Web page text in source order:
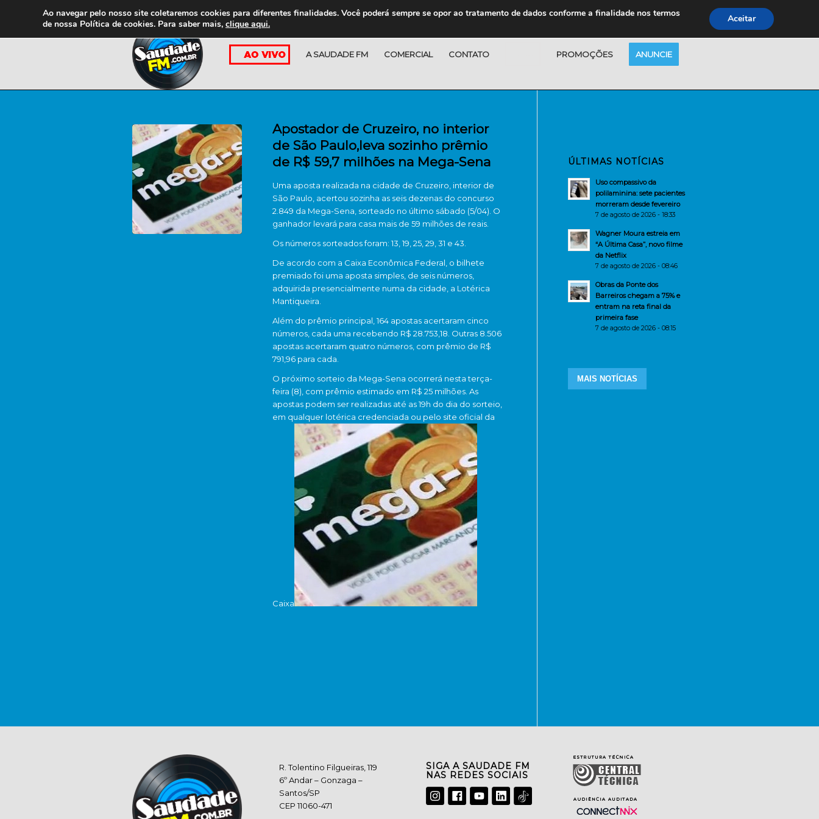
A SAUDADE FM COMERCIAL CONTATO PROMOÇÕES ANUNCIE
Apostador de Cruzeiro, no interior
de São Paulo,leva sozinho prêmio
de R$ 59,7 milhões na Mega-Sena
Uma aposta realizada na cidade de Cruzeiro, interior de
São Paulo, acertou sozinha as seis dezenas do concurso
2.849 da Mega-Sena, sorteado no último sábado (5/04). O
ganhador levará para casa mais de 59 milhões de reais.
Os números sorteados foram: 13, 19, 25, 29, 31 e 43.
De acordo com a Caixa Econômica Federal, o bilhete
premiado foi uma aposta simples, de seis números,
adquirida presencialmente numa da cidade, a Lotérica
Mantiqueira.
Além do prêmio principal, 164 apostas acertaram cinco
números, cada uma recebendo R$ 28.753,18. Outras 8.506
apostas acertaram quatro números, com prêmio de R$
791,96 para cada.
O próximo sorteio da Mega-Sena ocorrerá nesta terça-
feira (8), com prêmio estimado em R$ 25 milhões. As
apostas podem ser realizadas até as 19h do dia do sorteio,
em qualquer lotérica credenciada ou pelo site oficial da
Caixa
ÚLTIMAS NOTÍCIAS
Uso compassivo da
polilaminina: sete pacientes
morreram desde fevereiro
7 de agosto de 2026 - 18:33
Wagner Moura estreia em
“A Última Casa”, novo filme
da Netflix
7 de agosto de 2026 - 08:46
Obras da Ponte dos
Barreiros chegam a 75% e
entram na reta final da
primeira fase
7 de agosto de 2026 - 08:15
MAIS NOTÍCIAS
R. Tolentino Filgueiras, 119
6º Andar – Gonzaga –
Santos/SP
CEP 11060-471
SIGA A SAUDADE FM
NAS REDES SOCIAIS
Ao navegar pelo nosso site coletaremos cookies para diferentes finalidades. Você poderá sempre se opor ao tratamento de dados conforme a finalidade nos termos
de nossa Política de cookies. Para saber mais, clique aqui. Aceitar